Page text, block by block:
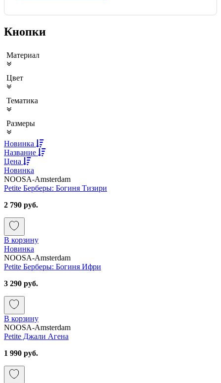
Кнопки
Материал
Цвет
Тематика
Размеры
Новинка
Название
Цена
Новинка
NOOSA-Amsterdam
Petite Берберы: Богиня Тизири
2 790 руб.
В корзину
Новинка
NOOSA-Amsterdam
Petite Берберы: Богиня Ифри
3 290 руб.
В корзину
NOOSA-Amsterdam
Petite Джали Агена
1 990 руб.